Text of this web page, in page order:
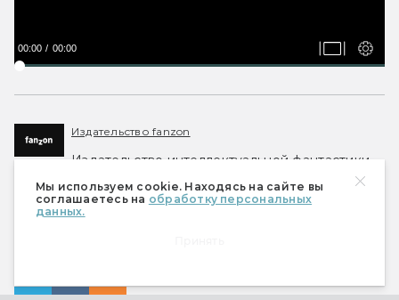
Мы используем cookie. Находясь на сайте вы
соглашаетесь на обработку персональных
данных.
00:00 00:00
Издательство fanzon
Издательство интеллектуальной фантастики,